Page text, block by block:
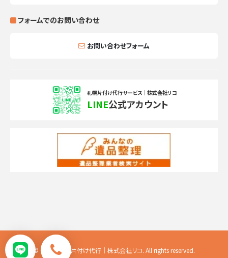
フォームでのお問い合わせ
お問い合わせフォーム
札幌片付け代行サービス｜株式会社リコ
LINE公式アカウント
© 便利屋札幌片付け代行｜株式会社リコ. All rights reserved.